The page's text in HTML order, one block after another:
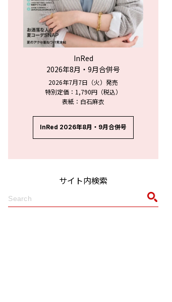
InRed
2026年8月・9月合併号
2026年7月7日（火）発売
特別定価：1,790円（税込）
表紙：白石麻衣
InRed 2026年8月・9月合併号
サイト内検索